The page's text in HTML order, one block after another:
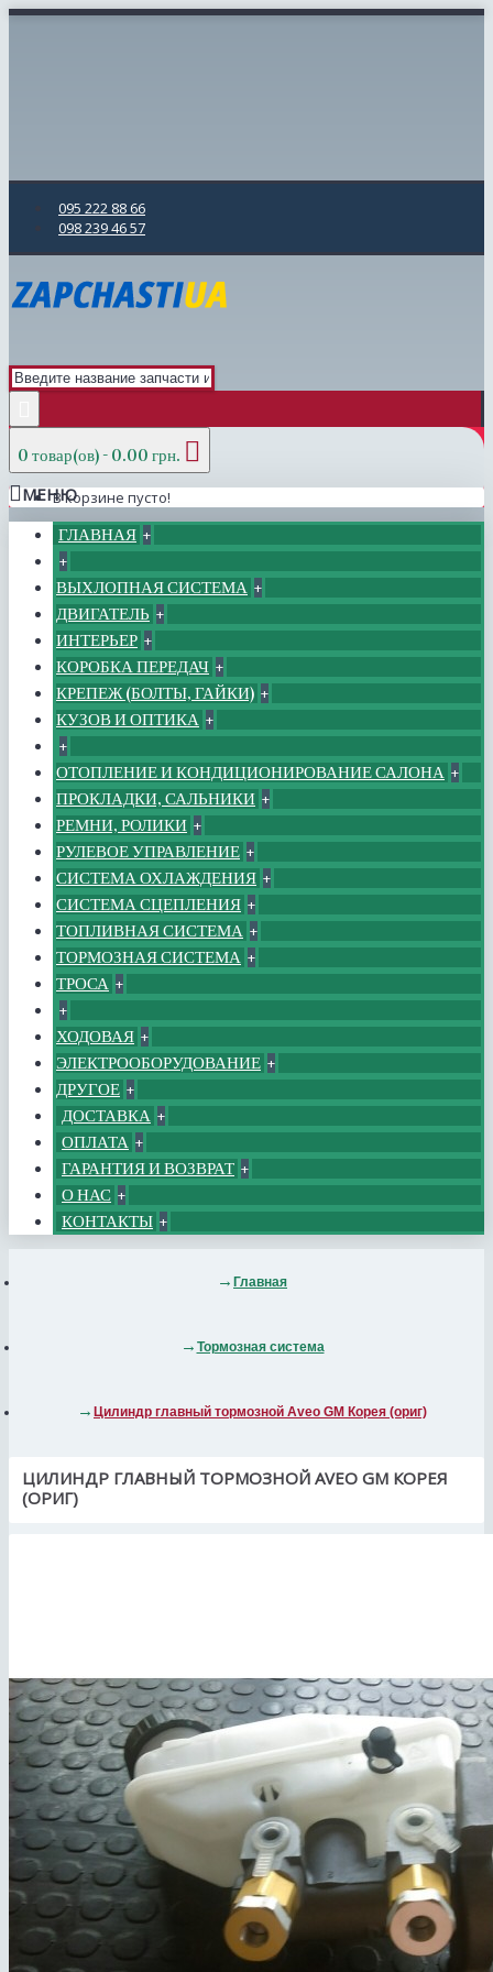
095 222 88 66
098 239 46 57
0 товар(ов) - 0.00 грн.
В корзине пусто!
МЕНЮ
ГЛАВНАЯ +
+
ВЫХЛОПНАЯ СИСТЕМА +
ДВИГАТЕЛЬ +
ИНТЕРЬЕР +
КОРОБКА ПЕРЕДАЧ +
КРЕПЕЖ (БОЛТЫ, ГАЙКИ) +
КУЗОВ И ОПТИКА +
+
ОТОПЛЕНИЕ И КОНДИЦИОНИРОВАНИЕ САЛОНА +
ПРОКЛАДКИ, САЛЬНИКИ +
РЕМНИ, РОЛИКИ +
РУЛЕВОЕ УПРАВЛЕНИЕ +
СИСТЕМА ОХЛАЖДЕНИЯ +
СИСТЕМА СЦЕПЛЕНИЯ +
ТОПЛИВНАЯ СИСТЕМА +
ТОРМОЗНАЯ СИСТЕМА +
ТРОСА +
+
ХОДОВАЯ +
ЭЛЕКТРООБОРУДОВАНИЕ +
ДРУГОЕ +
ДОСТАВКА +
ОПЛАТА +
ГАРАНТИЯ И ВОЗВРАТ +
О НАС +
КОНТАКТЫ +
Главная
Тормозная система
Цилиндр главный тормозной Aveo GM Корея (ориг)
ЦИЛИНДР ГЛАВНЫЙ ТОРМОЗНОЙ AVEO GM КОРЕЯ
(ОРИГ)